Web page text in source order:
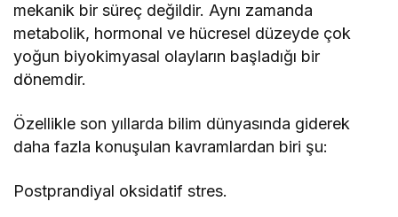
mekanik bir süreç değildir. Aynı zamanda
metabolik, hormonal ve hücresel düzeyde çok
yoğun biyokimyasal olayların başladığı bir
dönemdir.
Özellikle son yıllarda bilim dünyasında giderek
daha fazla konuşulan kavramlardan biri şu:
Postprandiyal oksidatif stres.